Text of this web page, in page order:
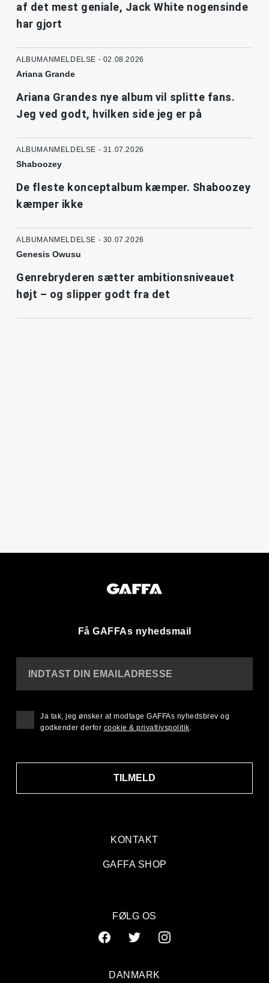
af det mest geniale, Jack White nogensinde
har gjort
ALBUMANMELDELSE - 02.08.2026
Ariana Grande
Ariana Grandes nye album vil splitte fans.
Jeg ved godt, hvilken side jeg er på
ALBUMANMELDELSE - 31.07.2026
Shaboozey
De fleste konceptalbum kæmper. Shaboozey
kæmper ikke
ALBUMANMELDELSE - 30.07.2026
Genesis Owusu
Genrebryderen sætter ambitionsniveauet
højt – og slipper godt fra det
Få GAFFAs nyhedsmail
KONTAKT
GAFFA SHOP
INDTAST DIN EMAILADRESSE
TILMELD
Ja tak, jeg ønsker at modtage GAFFAs nyhedsbrev og
godkender derfor cookie & privatlivspolitik.
FØLG OS
DANMARK